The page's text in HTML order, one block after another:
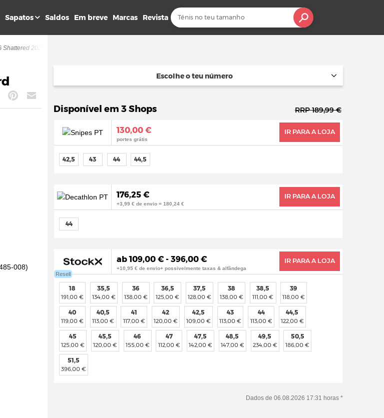
Sapatos Saldos Em breve Marcas Revista
Shattered 2025 Backboard
Escolhe o teu número
Disponível em 3 Shops RRP 189,99 €
130,00 €
portes grátis
IR PARA A LOJA
42,5 43 44 44,5
176,25 €
+3,99 € de envio = 180,24 €
IR PARA A LOJA
44
Resell
ab 109,00 € - 396,00 €
+10,95 € de envio+ possivelmente taxas & alfândega
IR PARA A LOJA
18
191,00 €
35,5
134,00 €
36
138,00 €
36,5
125,00 €
37,5
128,00 €
38
138,00 €
38,5
111,00 €
39
118,00 €
40
119,00 €
40,5
113,00 €
41
117,00 €
42
120,00 €
42,5
109,00 €
43
113,00 €
44
113,00 €
44,5
122,00 €
45
125,00 €
45,5
120,00 €
46
155,00 €
47
112,00 €
47,5
142,00 €
48,5
147,00 €
49,5
234,00 €
50,5
186,00 €
51,5
396,00 €
Dados de 06.08.2026 17:31 horas *